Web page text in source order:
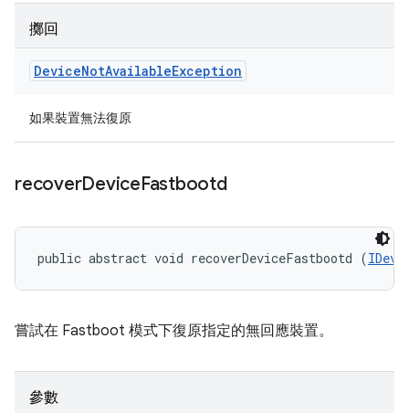
擲回
DeviceNotAvailableException
如果裝置無法復原
recoverDeviceFastbootd
public abstract void recoverDeviceFastbootd (
嘗試在 Fastboot 模式下復原指定的無回應裝置。
參數